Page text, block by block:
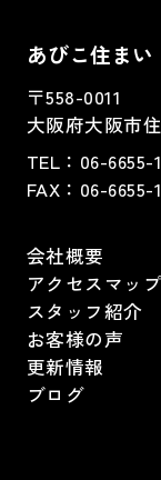
あびこ住まい
〒558-0011
大阪府大阪市
TEL： 06-6655-
FAX： 06-6655-
会社概要
アクセスマップ
スタッフ紹介
お客様の声
更新情報
ブログ